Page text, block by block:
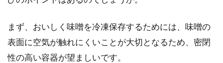
鮭の切り身は朝ごはんや、おにぎりの具材の定
番ですね。シンプルに塩だけで食べても美味し
いですし...
まず、おいしく味噌を冷凍保存するためには、味噌の
表面に空気が触れにくいことが大切となるため、密閉
性の高い容器が望ましいです。